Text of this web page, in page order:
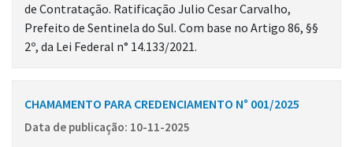
de Contratação. Ratificação Julio Cesar Carvalho,
Prefeito de Sentinela do Sul. Com base no Artigo 86, §§
2º, da Lei Federal n° 14.133/2021.
CHAMAMENTO PARA CREDENCIAMENTO N° 001/2025
Data de publicação: 10-11-2025